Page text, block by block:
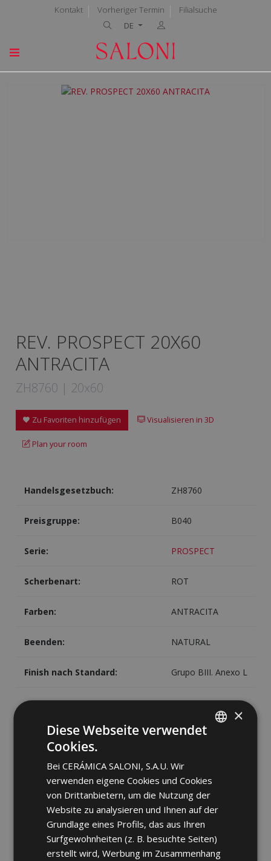
Kontakt Vorheriger Termin
Filialsuche
DE
REV. PROSPECT 20X60
ANTRACITA
ZH8760 | 20x60
Zu Favoriten hinzufügen Visualisieren in 3D
Plan your room
Handelsgesetzbuch: ZH8760
Preisgruppe: B040
Serie: PROSPECT
Scherbenart: ROT
Farben: ANTRACITA
Beenden: NATURAL
Finish nach Standard: Grupo BIII. Anexo L
Teilen
GERMAN
PORTUGUESE
×
Diese Webseite verwendet
Cookies.
Bei CERÁMICA SALONI, S.A.U. Wir
verwenden eigene Cookies und Cookies
von Drittanbietern, um die Nutzung der
Website zu analysieren und Ihnen auf der
Grundlage eines Profils, das aus Ihren
Surfgewohnheiten (z. B. besuchte Seiten)
erstellt wird, Werbung im Zusammenhang